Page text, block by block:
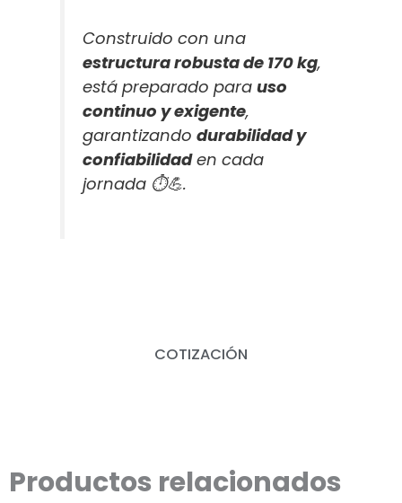
COTIZACIÓN
Construido con una
estructura robusta de 170 kg,
está preparado parauso
continuo y exigente,
garantizandodurabilidad y
confiabilidaden cada
jornada ⏱️💪.
Productos relacionados